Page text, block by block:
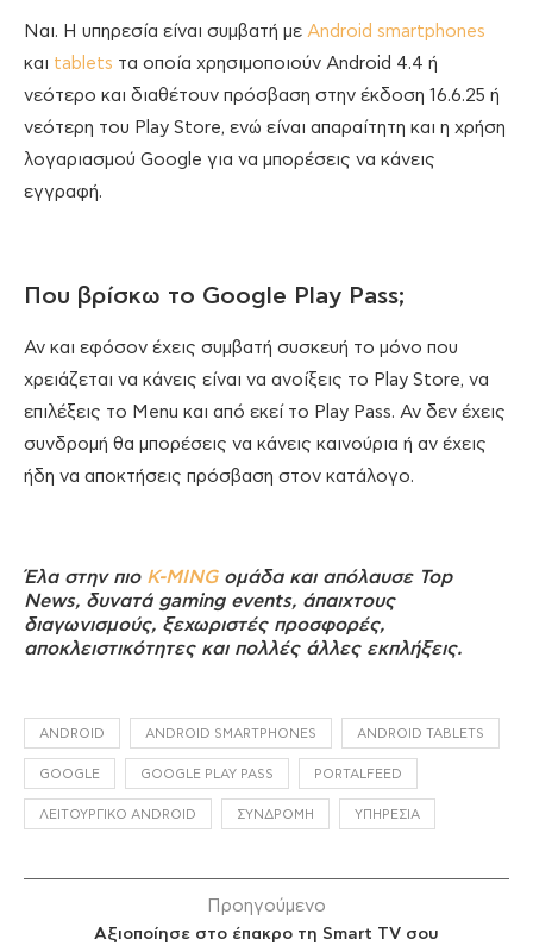
Ναι. Η υπηρεσία είναι συμβατή με Android smartphones
και tablets τα οποία χρησιμοποιούν Android 4.4 ή
νεότερο και διαθέτουν πρόσβαση στην έκδοση 16.6.25 ή
νεότερη του Play Store, ενώ είναι απαραίτητη και η χρήση
λογαριασμού Google για να μπορέσεις να κάνεις
εγγραφή.
Που βρίσκω το Google Play Pass;
Αν και εφόσον έχεις συμβατή συσκευή το μόνο που
χρειάζεται να κάνεις είναι να ανοίξεις το Play Store, να
επιλέξεις το Menu και από εκεί το Play Pass. Αν δεν έχεις
συνδρομή θα μπορέσεις να κάνεις καινούρια ή αν έχεις
ήδη να αποκτήσεις πρόσβαση στον κατάλογο.
Έλα στην πιο K-MINGομάδα και απόλαυσε Top
News, δυνατά gaming events, άπαιχτους
διαγωνισμούς, ξεχωριστές προσφορές,
αποκλειστικότητες και πολλές άλλες εκπλήξεις.
ANDROID ANDROID SMARTPHONES ANDROID TABLETS
GOOGLE GOOGLE PLAY PASS PORTALFEED
ΛΕΙΤΟΥΡΓΙΚΌ ANDROID ΣΥΝΔΡΟΜΉ ΥΠΗΡΕΣΊΑ
Προηγούμενο
Αξιοποίησε στο έπακρο τη Smart TV σου